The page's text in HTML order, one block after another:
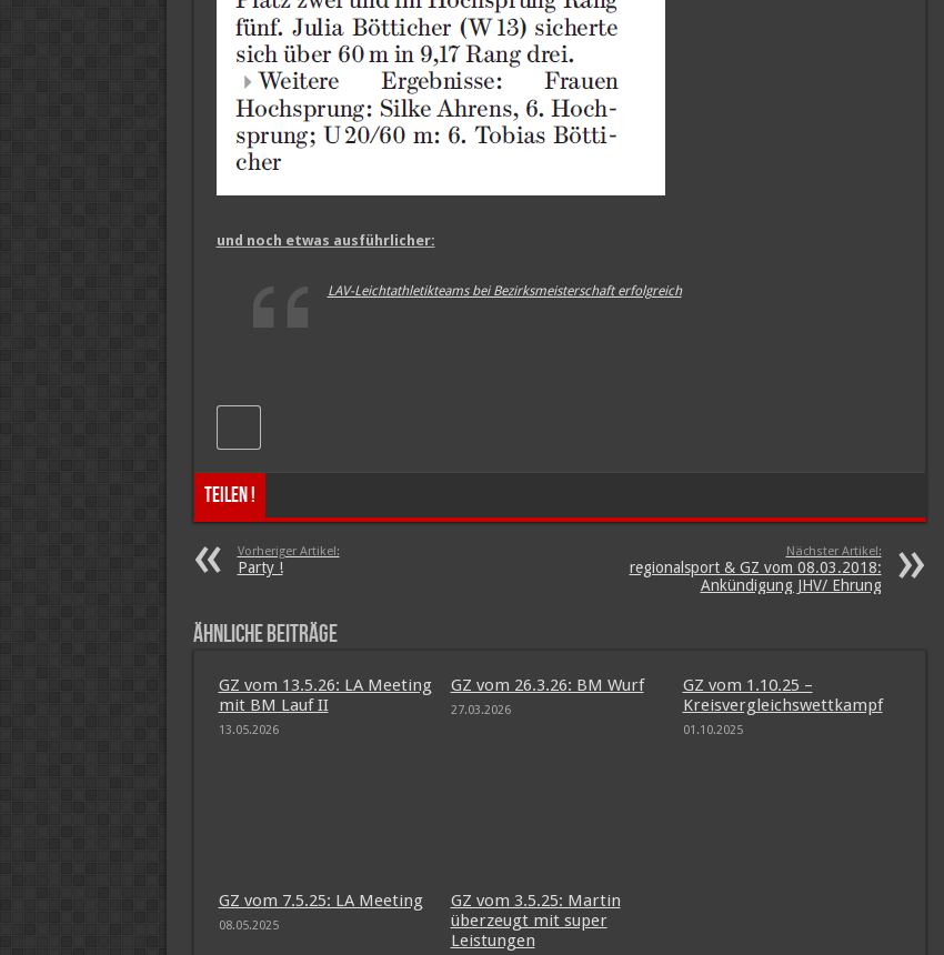
und noch etwas ausführlicher:
LAV-Leichtathletikteams bei Bezirksmeisterschaft erfolgreich
Teilen !
Vorheriger Artikel:
Party !
Nächster Artikel:
regionalsport & GZ vom 08.03.2018:
Ankündigung JHV/ Ehrung
Ähnliche Beiträge
GZ vom 13.5.26: LA Meeting
mit BM Lauf II
13.05.2026
GZ vom 26.3.26: BM Wurf
27.03.2026
GZ vom 1.10.25 –
Kreisvergleichswettkampf
01.10.2025
GZ vom 7.5.25: LA Meeting
08.05.2025
GZ vom 3.5.25: Martin
überzeugt mit super
Leistungen